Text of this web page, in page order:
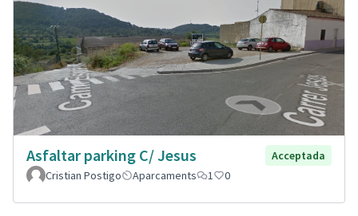
Asfaltar parking C/ Jesus
Acceptada
Cristian Postigo
Aparcaments 1 0